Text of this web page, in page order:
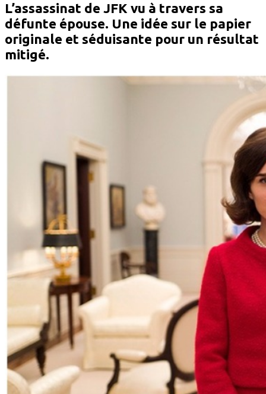
L’assassinat de JFK vu à travers sa
défunte épouse. Une idée sur le papier
originale et séduisante pour un résultat
mitigé.